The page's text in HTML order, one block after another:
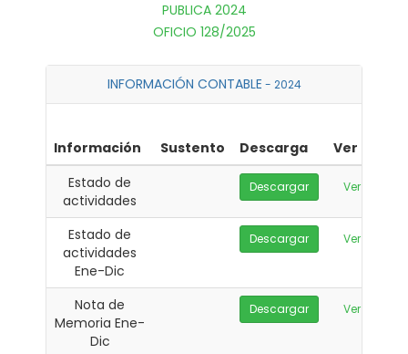
PUBLICA 2024
OFICIO 128/2025
INFORMACIÓN CONTABLE - 2024
Información Sustento Descarga
Ver
Estado de
actividades
Descargar Ver
Estado de
actividades
Ene-Dic
Descargar Ver
Nota de
Memoria Ene-
Dic
Descargar Ver